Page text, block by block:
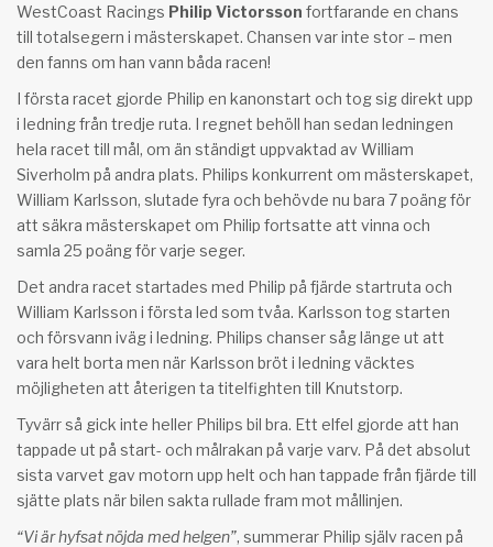
WestCoast Racings Philip Victorsson fortfarande en chans
till totalsegern i mästerskapet. Chansen var inte stor – men
den fanns om han vann båda racen!
I första racet gjorde Philip en kanonstart och tog sig direkt upp
i ledning från tredje ruta. I regnet behöll han sedan ledningen
hela racet till mål, om än ständigt uppvaktad av William
Siverholm på andra plats. Philips konkurrent om mästerskapet,
William Karlsson, slutade fyra och behövde nu bara 7 poäng för
att säkra mästerskapet om Philip fortsatte att vinna och
samla 25 poäng för varje seger.
Det andra racet startades med Philip på fjärde startruta och
William Karlsson i första led som tvåa. Karlsson tog starten
och försvann iväg i ledning. Philips chanser såg länge ut att
vara helt borta men när Karlsson bröt i ledning väcktes
möjligheten att återigen ta titelfighten till Knutstorp.
Tyvärr så gick inte heller Philips bil bra. Ett elfel gjorde att han
tappade ut på start- och målrakan på varje varv. På det absolut
sista varvet gav motorn upp helt och han tappade från fjärde till
sjätte plats när bilen sakta rullade fram mot mållinjen.
“Vi är hyfsat nöjda med helgen”, summerar Philip själv racen på